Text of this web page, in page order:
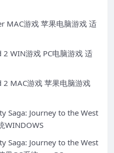
MAC游戏 苹果电脑游戏 适
WIN游戏 PC电脑游戏 适
MAC游戏 苹果电脑游戏
Saga: Journey to the West
WINDOWS
Saga: Journey to the West